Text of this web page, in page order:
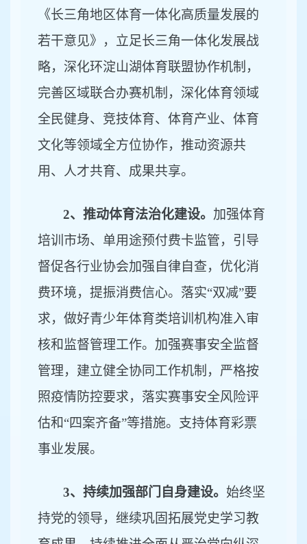
《长三角地区体育一体化高质量发展的
若干意见》，立足长三角一体化发展战
略，深化环淀山湖体育联盟协作机制，
完善区域联合办赛机制，深化体育领域
全民健身、竞技体育、体育产业、体育
文化等领域全方位协作，推动资源共
用、人才共育、成果共享。
2、推动体育法治化建设。 加强体育
培训市场、单用途预付费卡监管，引导
督促各行业协会加强自律自查，优化消
费环境，提振消费信心。落实“双减”要
求，做好青少年体育类培训机构准入审
核和监督管理工作。加强赛事安全监督
管理，建立健全协同工作机制，严格按
照疫情防控要求，落实赛事安全风险评
估和“四案齐备”等措施。支持体育彩票
事业发展。
3、持续加强部门自身建设。 始终坚
持党的领导，继续巩固拓展党史学习教